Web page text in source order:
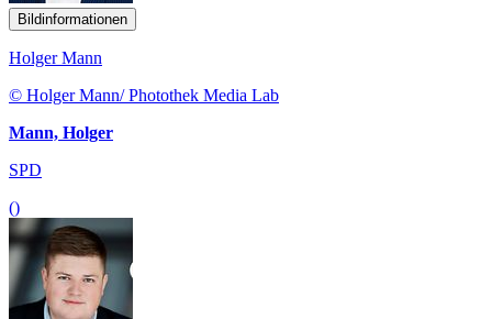
Bildinformationen
Holger Mann
© Holger Mann/ Photothek Media Lab
Mann, Holger
SPD
()